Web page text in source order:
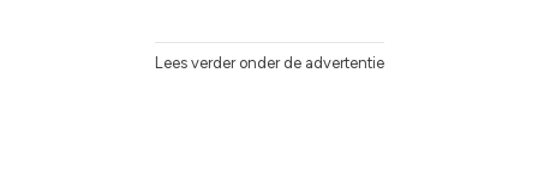
Lees verder onder de advertentie